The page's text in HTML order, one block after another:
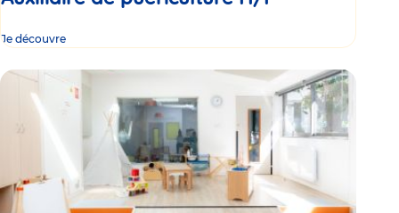
Je découvre